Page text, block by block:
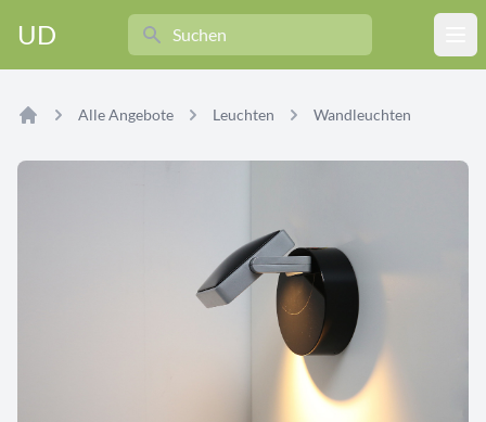
UD
Search
Alle Angebote Leuchten Wandleuchten